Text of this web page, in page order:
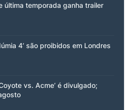
última temporada ganha trailer
4’ são proibidos em Londres
vs. Acme’ é divulgado;